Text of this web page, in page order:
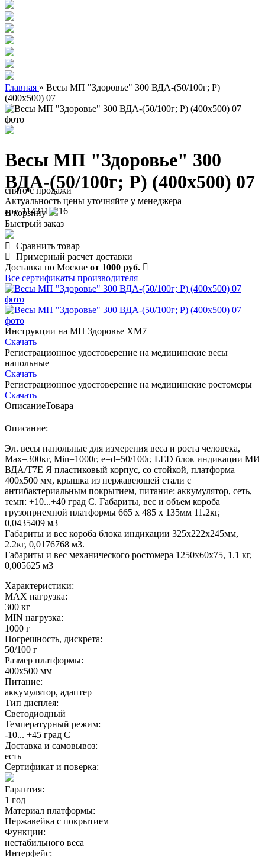
Главная » Весы МП "Здоровье" 300 ВДА-(50/100г; Р)
(400х500) 07
Весы МП "Здоровье" 300
ВДА-(50/100г; Р) (400х500) 07
арт. 1143110216
снято с продажи
Актуальность цены уточняйте у менеджера
В корзину
Быстрый заказ
Сравнить товар
Примерный расчет доставки
Доставка по Москве от 1000 руб.
Все сертификаты производителя
Инструкции на МП Здоровье ХМ7
Скачать
Регистрационное удостоверение на медицинские весы
напольные
Скачать
Регистрационное удостоверение на медицинские ростомеры
Скачать
ОписаниеТовара
Описание:
Эл. весы напольные для измерения веса и роста человека,
Мах=300кг, Min=1000г, e=d=50/100г, LED блок индикации МИ
ВДА/Т7Е Я пластиковый корпус, со стойкой, платформа
400х500 мм, крышка из нержавеющей стали с
антибактериальным покрытием, питание: аккумулятор, сеть,
темп: +10...+40 град С. Габариты, вес и объем короба
грузоприемной платформы 665 х 485 х 135мм 11.2кг,
0,0435409 м3
Габариты и вес короба блока индикации 325х222х245мм,
2.2кг, 0,0176768 м3.
Габариты и вес механического ростомера 1250х60х75, 1.1 кг,
0,005625 м3
Характеристики:
MAX нагрузка:
300 кг
MIN нагрузка:
1000 г
Погрешность, дискрета:
50/100 г
Размер платформы:
400х500 мм
Питание:
аккумулятор, адаптер
Тип дисплея:
Светодиодный
Температурный режим:
-10... +45 град С
Доставка и самовывоз:
есть
Сертификат и поверка:
Гарантия:
1 год
Материал платформы:
Нержавейка с покрытием
Функции:
нестабильного веса
Интерфейс: